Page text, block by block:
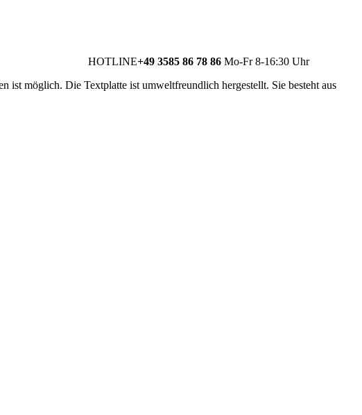
HOTLINE+49 3585 86 78 86 Mo-Fr 8-16:30 Uhr
ist möglich. Die Textplatte ist umweltfreundlich hergestellt. Sie besteht aus